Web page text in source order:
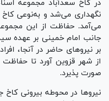
در کاخ سعدآباد مجموعه
نگهداری می‌شد و به‌نوعی
می‌آمد. حفاظت از این
جانب امام خمینی بر عهده
بر نیرو‌های حاضر در آنجا،
از شهر قزوین آورد تا
صورت پذیرد.
نیرو‌ها در محوطه بیرونی کاخ